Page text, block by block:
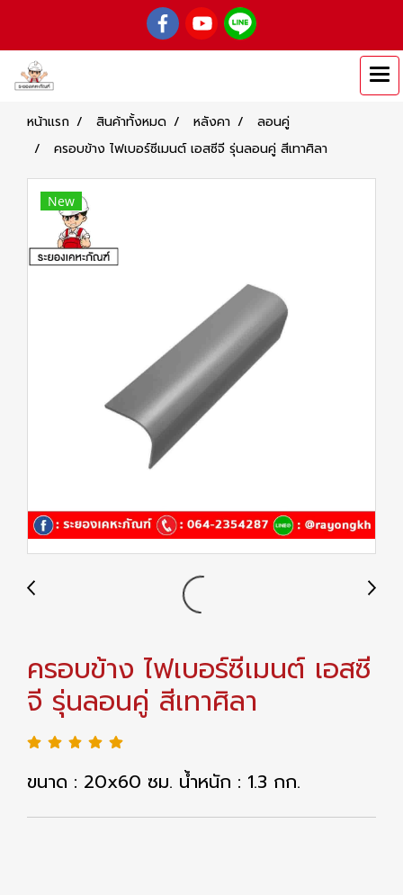
หน้าแรก สินค้าทั้งหมด หลังคา
ลอนคู่
ครอบข้าง ไฟเบอร์ซีเมนต์ เอสซีจี รุ่นลอนคู่ สีเทาศิลา
New
ครอบข้าง ไฟเบอร์ซีเมนต์ เอสซี
จี รุ่นลอนคู่ สีเทาศิลา
ขนาด : 20x60 ซม. น้ำหนัก : 1.3 กก.